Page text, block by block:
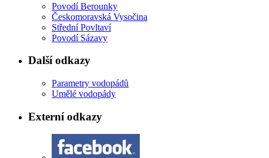
Povodí Berounky
Českomoravská Vysočina
Střední Povltaví
Povodí Sázavy
Další odkazy
Parametry vodopádů
Umělé vodopády
Externí odkazy